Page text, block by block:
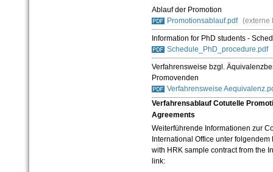
Ablauf der Promotion
Promotionsablauf.pdf (externe
Information for PhD students -
Schedule_PhD_procedure.pdf
Verfahrensweise bzgl.
Promovenden
Verfahrensweise
Verfahrensablauf Cotutelle
Agreements
Weiterführende Informationen zur
International Office unter
with HRK sample contract from the
link: